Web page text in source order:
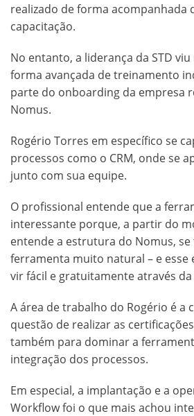
realizado de forma acompanhada
capacitação.
No entanto, a liderança da STD
forma avançada de treinamento
parte do onboarding da empresa
Nomus.
Rogério Torres em específico se
processos como o CRM, onde se
junto com sua equipe.
O profissional entende que a
interessante porque, a partir do
entende a estrutura do Nomus,
ferramenta muito natural – e
vir fácil e gratuitamente através da
A área de trabalho do Rogério é a
questão de realizar as
também para dominar a
integração dos processos.
Em especial, a implantação e a
Workflow foi o que mais achou